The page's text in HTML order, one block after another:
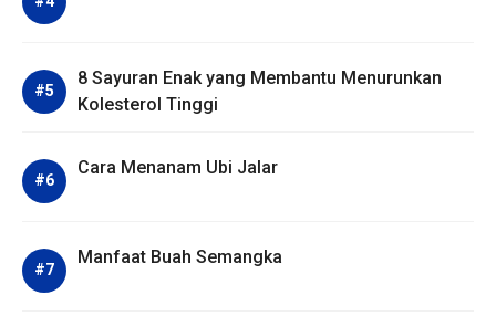
8 Sayuran Enak yang Membantu Menurunkan
Kolesterol Tinggi
Cara Menanam Ubi Jalar
Manfaat Buah Semangka